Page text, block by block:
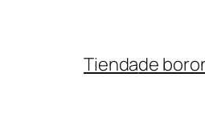
Tiendade